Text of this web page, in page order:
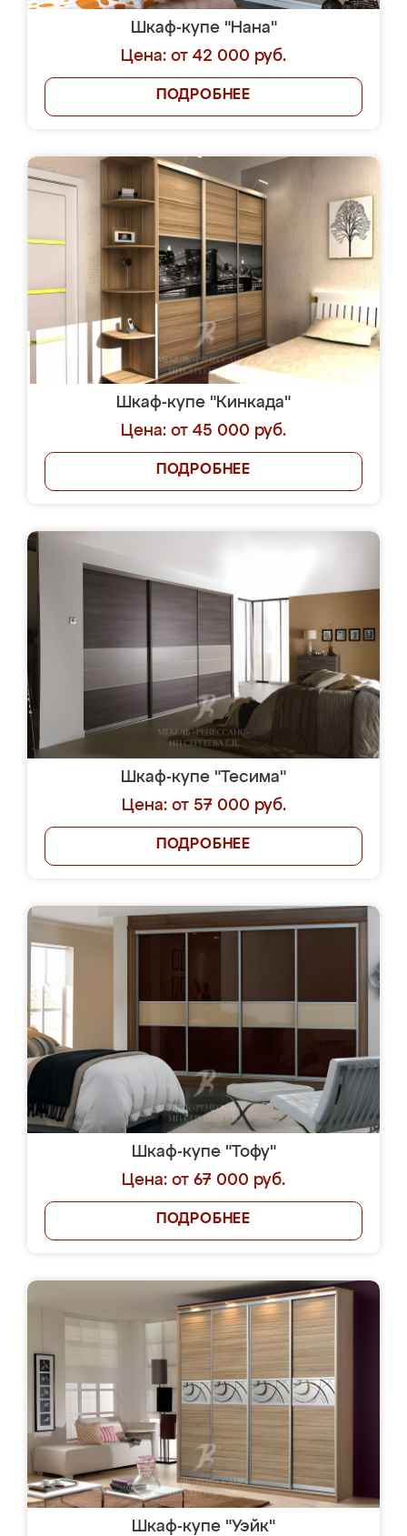
Шкаф-купе "Нана"
Цена: от 42 000 руб.
ПОДРОБНЕЕ
Шкаф-купе "Кинкада"
Цена: от 45 000 руб.
ПОДРОБНЕЕ
Шкаф-купе "Тесима"
Цена: от 57 000 руб.
ПОДРОБНЕЕ
Шкаф-купе "Тофу"
Цена: от 67 000 руб.
ПОДРОБНЕЕ
Шкаф-купе "Уэйк"